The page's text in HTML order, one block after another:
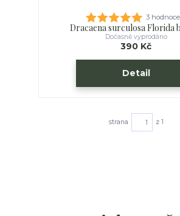
3
Dracaena surculosa Florida
390 Kč
Dočasně vyprodáno
Detail
strana z 1